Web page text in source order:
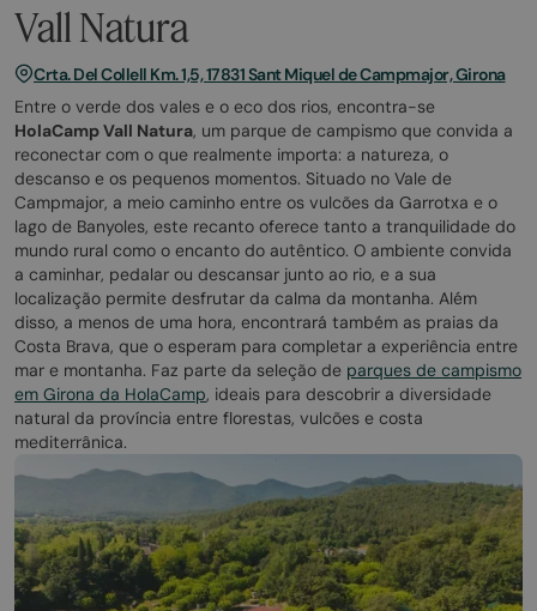
Vall Natura
Crta. Del Collell Km. 1,5, 17831 Sant Miquel de Campmajor, Girona
Entre o verde dos vales e o eco dos rios, encontra-se
HolaCamp Vall Natura, um parque de campismo que convida a
reconectar com o que realmente importa: a natureza, o
descanso e os pequenos momentos. Situado no Vale de
Campmajor, a meio caminho entre os vulcões da Garrotxa e o
lago de Banyoles, este recanto oferece tanto a tranquilidade do
mundo rural como o encanto do autêntico. O ambiente convida
a caminhar, pedalar ou descansar junto ao rio, e a sua
localização permite desfrutar da calma da montanha. Além
disso, a menos de uma hora, encontrará também as praias da
Costa Brava, que o esperam para completar a experiência entre
mar e montanha. Faz parte da seleção de parques de campismo
em Girona da HolaCamp, ideais para descobrir a diversidade
natural da província entre florestas, vulcões e costa
mediterrânica.